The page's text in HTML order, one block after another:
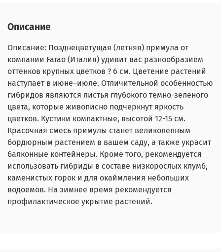
Описание
Описание: Позднецветущая (летняя) примула от
компании Farao (Италия) удивит вас разнообразием
оттенков крупных цветков ? 6 см. Цветение растений
наступает в июне–июле. Отличительной особенностью
гибридов являются листья глубокого темно-зеленого
цвета, которые живописно подчеркнут яркость
цветков. Кустики компактные, высотой 12-15 см.
Красочная смесь примулы станет великолепным
бордюрным растением в вашем саду, а также украсит
балконные контейнеры. Кроме того, рекомендуется
использовать гибриды в составе низкорослых клумб,
каменистых горок и для окаймления небольших
водоемов. На зимнее время рекомендуется
профилактическое укрытие растений.